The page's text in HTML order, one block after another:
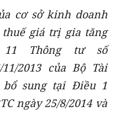
cơ sở kinh doanh
giá trị gia tăng
Thông tư số
11/2013 của Bộ Tài
sung tại Điều 1
ngày 25/8/2014 và